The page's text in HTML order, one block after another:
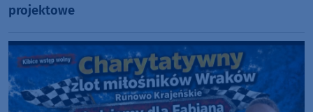
projektowe